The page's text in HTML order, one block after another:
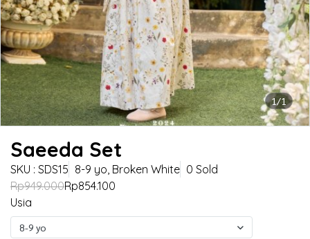
1/1
Saeeda Set
SKU : SDS15 8-9 yo, Broken White 0 Sold
Rp949.000Rp854.100
Usia
8-9 yo